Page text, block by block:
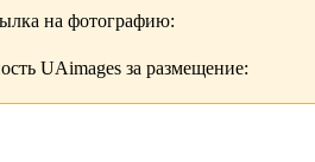
на фотографию:
UAimages за размещение: